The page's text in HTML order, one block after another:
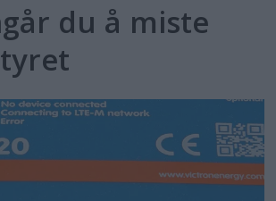
du å miste